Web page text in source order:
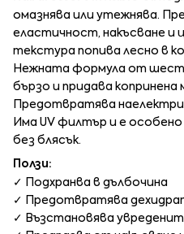
омазнява или утежнява.
еластичност, накъсване
текстура попива лесно в
Нежната формула от шест
бързо и придава копринена
Предотвратява
Има UV филтър и е
без блясък.
Ползи:
✓ Подхранва в дълбочина
✓ Предотвратява
✓ Възстановява